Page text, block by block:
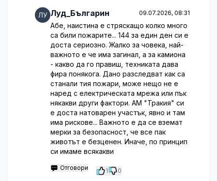
Луд_Българин 09.07.2026, 08:31
Абе, наистина е стряскащо колко много
са били пожарите... 144 за един ден си е
доста сериозно. Жалко за човека, най-
важното е че има загинал, а за камиона
- какво да го правиш, техниката дава
фира понякога. Дано разследват как са
станали тия пожари, може нещо не е
наред с електрическата мрежа или пък
някакви други фактори. АМ "Тракия" си
е доста натоварен участък, явно и там
има рискове... Важното е да се вземат
мерки за безопасност, че все пак
животът е безценен. Иначе, по принцип
си имаме всякакви
Отговори 1 0